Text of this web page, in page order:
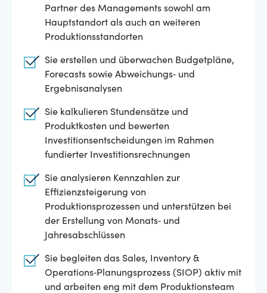
Partner des Managements sowohl am
Hauptstandort als auch an weiteren
Produktionsstandorten
Sie erstellen und überwachen Budgetpläne,
Forecasts sowie Abweichungs‑ und
Ergebnisanalysen
Sie kalkulieren Stundensätze und
Produktkosten und bewerten
Investitionsentscheidungen im Rahmen
fundierter Investitionsrechnungen
Sie analysieren Kennzahlen zur
Effizienzsteigerung von
Produktionsprozessen und unterstützen bei
der Erstellung von Monats‑ und
Jahresabschlüssen
Sie begleiten das Sales, Inventory &
Operations‑Planungsprozess (SIOP) aktiv mit
und arbeiten eng mit dem Produktionsteam